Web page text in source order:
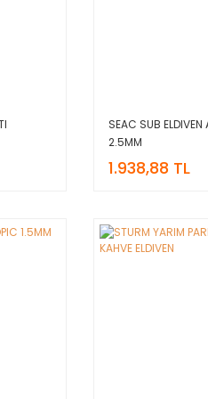
SEAC SUB
2.5MM
1.938,88 TL